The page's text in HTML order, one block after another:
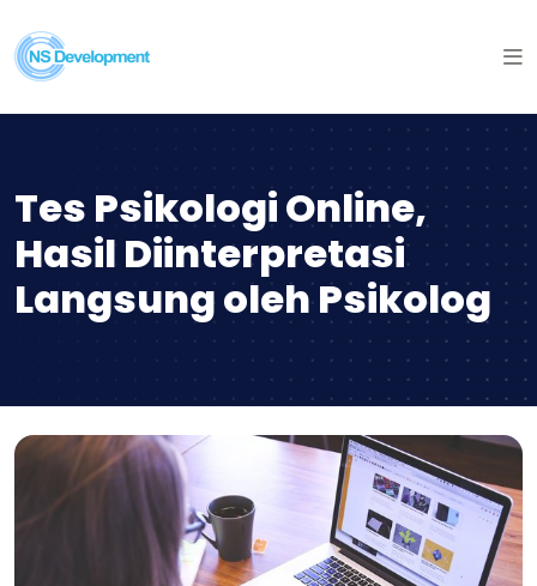
Tes Psikologi Online,
Hasil Diinterpretasi
Langsung oleh Psikolog